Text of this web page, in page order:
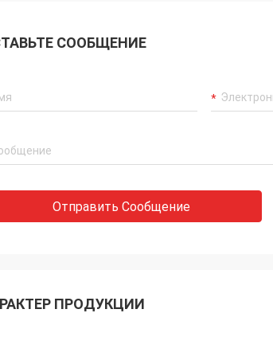
СООБЩЕНИЕ
Отправить Сообщение
ПРОДУКЦИИ